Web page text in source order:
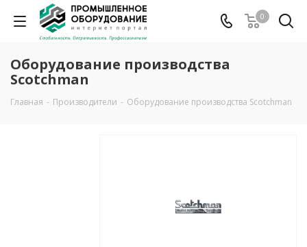
0
Оборудование производства
Scotchman
Главная - Производители - Оборудование производства Scotchman